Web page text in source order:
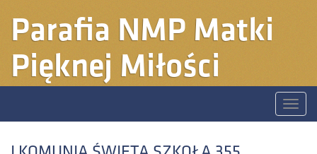
Parafia NMP Matki
Pięknej Miłości
Toggle